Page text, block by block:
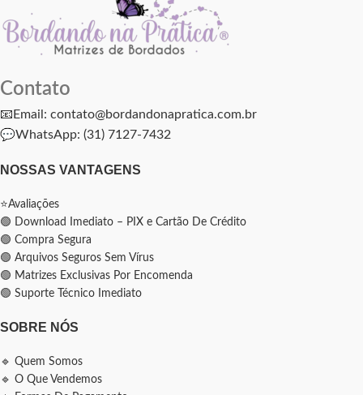
Contato
📧Email: contato@bordandonapratica.com.br
💬WhatsApp: (31) 7127-7432
NOSSAS VANTAGENS
⭐Avaliações
🟢 Download Imediato – PIX e Cartão De Crédito
🟢 Compra Segura
🟢 Arquivos Seguros Sem Vírus
🟢 Matrizes Exclusivas Por Encomenda
🟢 Suporte Técnico Imediato
SOBRE NÓS
🔹 Quem Somos
🔹 O Que Vendemos